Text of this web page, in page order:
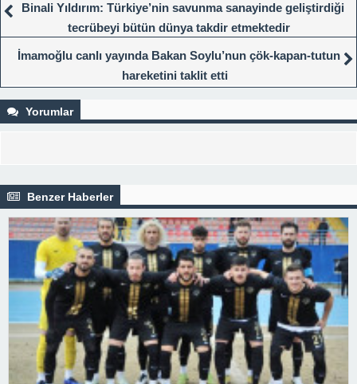
Binali Yıldırım: Türkiye’nin savunma sanayinde geliştirdiği
tecrübeyi bütün dünya takdir etmektedir
İmamoğlu canlı yayında Bakan Soylu’nun çök-kapan-tutun
hareketini taklit etti
Yorumlar
Benzer Haberler